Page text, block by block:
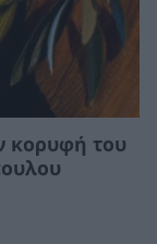
κορυφή του